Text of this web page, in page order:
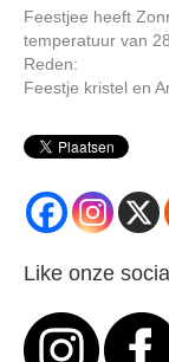
Feestjee heeft
temperatuur van
Reden:
Feestje kristel en
Like onze